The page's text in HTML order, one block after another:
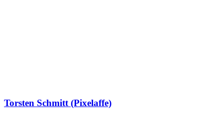
Torsten Schmitt (Pixelaffe)